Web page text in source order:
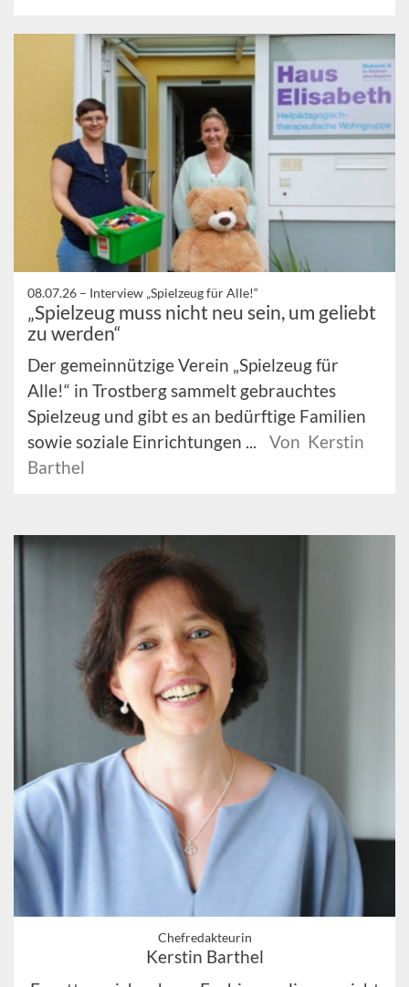
08.07.26 – Interview „Spielzeug für Alle!“
„Spielzeug muss nicht neu sein, um geliebt
zu werden“
Der gemeinnützige Verein „Spielzeug für
Alle!“ in Trostberg sammelt gebrauchtes
Spielzeug und gibt es an bedürftige Familien
sowie soziale Einrichtungen ...
Von Kerstin
Barthel
Chefredakteurin
Kerstin Barthel